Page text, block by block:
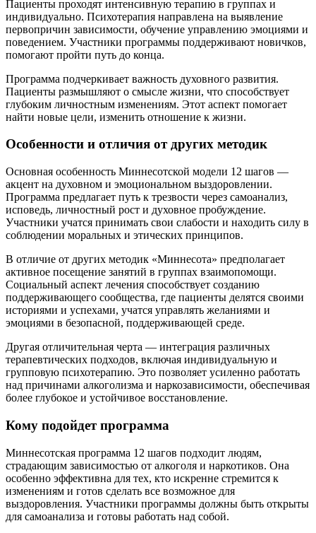
Пациенты проходят интенсивную терапию в группах и
индивидуально. Психотерапия направлена на выявление
первопричин зависимости, обучение управлению эмоциями и
поведением. Участники программы поддерживают новичков,
помогают пройти путь до конца.
Программа подчеркивает важность духовного развития.
Пациенты размышляют о смысле жизни, что способствует
глубоким личностным изменениям. Этот аспект помогает
найти новые цели, изменить отношение к жизни.
Особенности и отличия от других методик
Основная особенность Миннесотской модели 12 шагов —
акцент на духовном и эмоциональном выздоровлении.
Программа предлагает путь к трезвости через самоанализ,
исповедь, личностный рост и духовное пробуждение.
Участники учатся принимать свои слабости и находить силу в
соблюдении моральных и этических принципов.
В отличие от других методик «Миннесота» предполагает
активное посещение занятий в группах взаимопомощи.
Социальный аспект лечения способствует созданию
поддерживающего сообщества, где пациенты делятся своими
историями и успехами, учатся управлять желаниями и
эмоциями в безопасной, поддерживающей среде.
Другая отличительная черта — интеграция различных
терапевтических подходов, включая индивидуальную и
групповую психотерапию. Это позволяет усиленно работать
над причинами алкоголизма и наркозависимости, обеспечивая
более глубокое и устойчивое восстановление.
Кому подойдет программа
Миннесотская программа 12 шагов подходит людям,
страдающим зависимостью от алкоголя и наркотиков. Она
особенно эффективна для тех, кто искренне стремится к
изменениям и готов сделать все возможное для
выздоровления. Участники программы должны быть открыты
для самоанализа и готовы работать над собой.